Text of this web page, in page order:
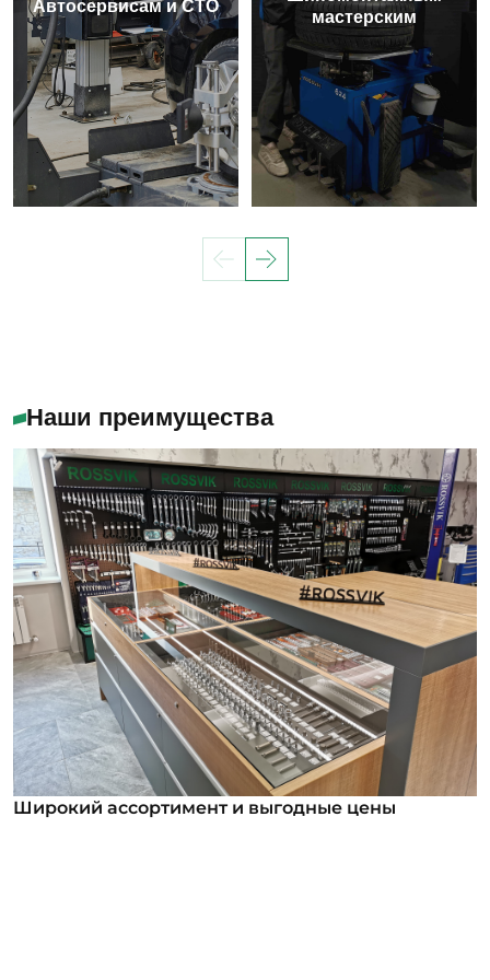
Автосервисам и СТО
мастерским
Наши преимущества
Широкий ассортимент и выгодные цены